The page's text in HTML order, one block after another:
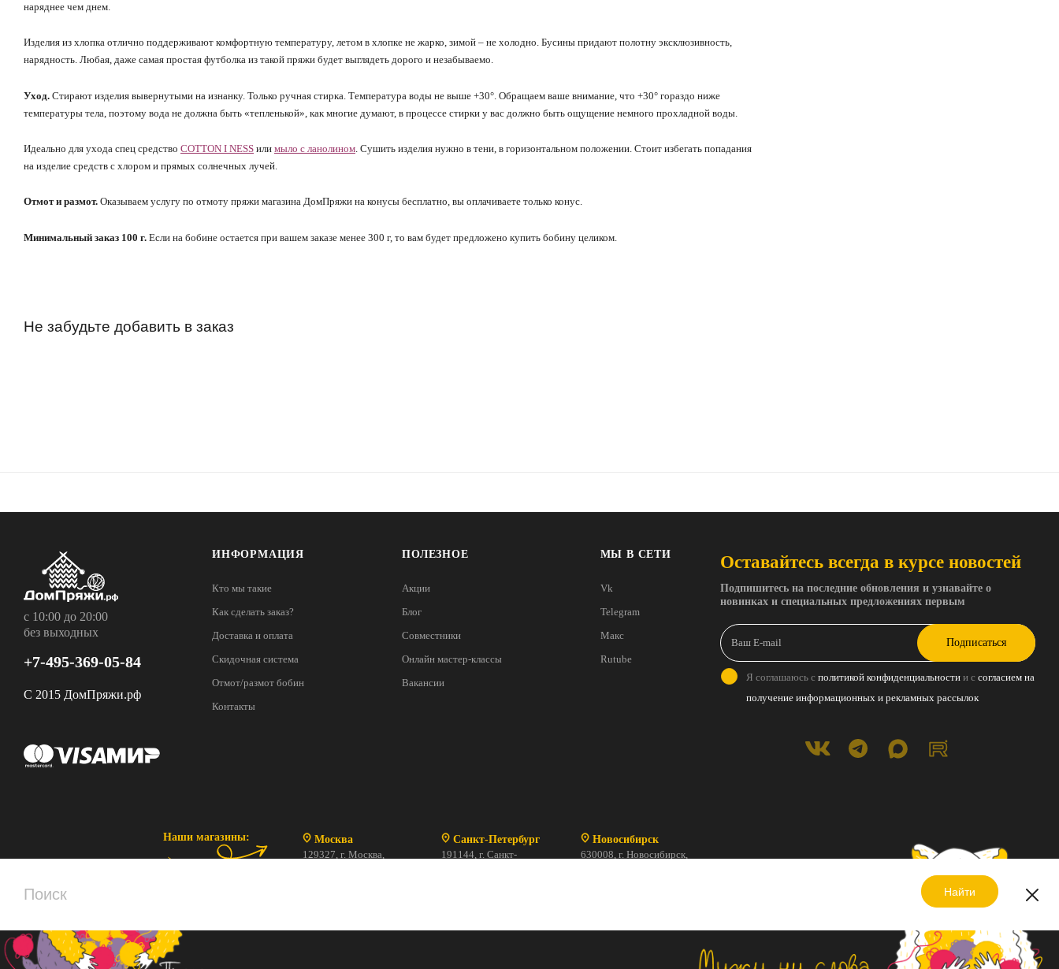
наряднее чем днем.
Изделия из хлопка отлично поддерживают комфортную температуру, летом в хлопке не жарко, зимой – не холодно. Бусины придают полотну эксклюзивность,
нарядность. Любая, даже самая простая футболка из такой пряжи будет выглядеть дорого и незабываемо.
Уход. Стирают изделия вывернутыми на изнанку. Только ручная стирка. Температура воды не выше +30°. Обращаем ваше внимание, что +30° гораздо ниже
температуры тела, поэтому вода не должна быть «тепленькой», как многие думают, в процессе стирки у вас должно быть ощущение немного прохладной воды.
Идеально для ухода спец средство COTTON I NESS или мыло с ланолином. Сушить изделия нужно в тени, в горизонтальном положении. Стоит избегать попадания
на изделие средств с хлором и прямых солнечных лучей.
Отмот и размот. Оказываем услугу по отмоту пряжи магазина ДомПряжи на конусы бесплатно, вы оплачиваете только конус.
Минимальный заказ 100 г. Если на бобине остается при вашем заказе менее 300 г, то вам будет предложено купить бобину целиком.
Не забудьте добавить в заказ
с 10:00 до 20:00
без выходных
+7-495-369-05-84
С 2015 ДомПряжи.рф
ИНФОРМАЦИЯ
Кто мы такие
Как сделать заказ?
Доставка и оплата
Скидочная система
Отмот/размот бобин
Контакты
ПОЛЕЗНОЕ
Акции
Блог
Совместники
Онлайн мастер-классы
Вакансии
МЫ В СЕТИ
Vk
Telegram
Макс
Rutube
Наши магазины:
Москва
129327, г. Москва,
Санкт-Петербург
191144, г. Санкт-
Новосибирск
630008, г. Новосибирск,
Оставайтесь всегда в курсе новостей
Подпишитесь на последние обновления и узнавайте о
новинках и специальных предложениях первым
Подписаться
Я соглашаюсь с политикой конфиденциальности и с согласием на
получение информационных и рекламных рассылок
Найти